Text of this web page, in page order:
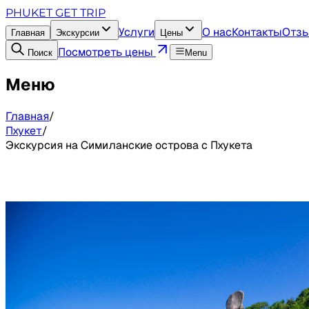
PHUKET GET TRIP
Главная Экскурсии Услуги Цены О насКонтакты
Поиск Посмотреть цены Menu
Меню
Главная/
Пхукет/
Экскурсия на Симиланские острова с Пхукета